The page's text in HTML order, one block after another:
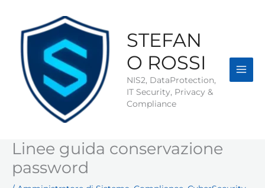
contenuto
STEFAN
O ROSSI
NIS2, DataProtection,
IT Security, Privacy &
Compliance
Linee guida conservazione
password